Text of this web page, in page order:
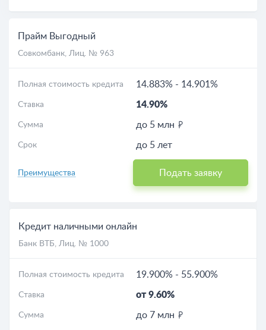
Прайм Выгодный
Совкомбанк, Лиц. № 963
Полная стоимость кредита 14.883% - 14.901%
Ставка 14.90%
Сумма до 5 млн
Срок до 5 лет
Преимущества Подать заявку
Кредит наличными онлайн
Банк ВТБ, Лиц. № 1000
Полная стоимость кредита 19.900% - 55.900%
Ставка от 9.60%
Сумма до 7 млн